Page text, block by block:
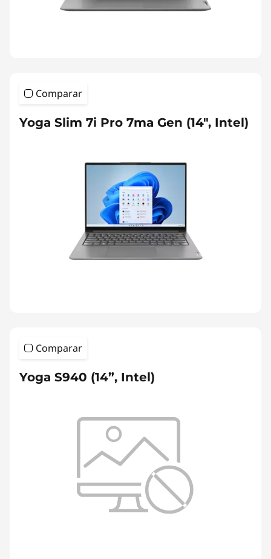
Comparar
Yoga Slim 7i Pro 7ma Gen (14", Intel)
Comparar
Yoga S940 (14”, Intel)